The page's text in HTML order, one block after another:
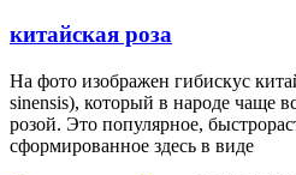
китайская роза
На фото изображен гибискус
sinensis), который в народе чаще
розой. Это популярное,
сформированное здесь в виде